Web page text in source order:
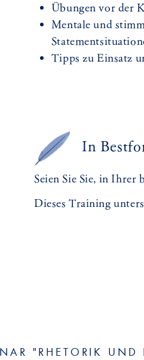
Übungen vor der
Mentale und
Tipps zu Einsatz
In
Seien Sie Sie, in Ihrer
Dieses Training
"RHETORIK UND